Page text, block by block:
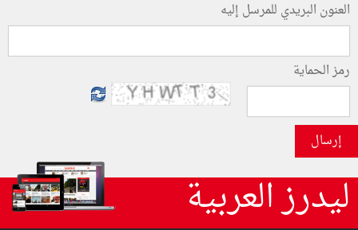
العنون البريدي للمرسل إليه
رمز الحماية
إرسال
ليدرز العربية